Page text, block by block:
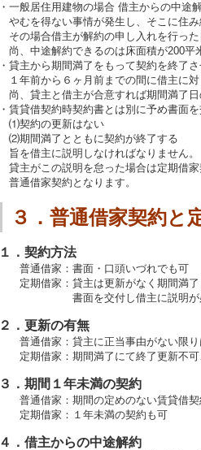
・一般居住用建物の場合 借主からの中途
やむを得ない事情が発生し、そこに住み
その場合借主が解約の申し入れを行った
尚、中途解約できるのは床面積が200平
・貸主から期間満了をもって契約を終了
１年前から６ヶ月前までの間に借主に対
尚、貸主と借主が合意すれば期間満了日
・賃貸借契約時契約書とは別に予め書面を
⑴契約の更新はない
⑵期間満了とともに契約が終了する
旨を借主に説明しなければなりません。
貸主がこの説明を怠った場合は定期借
普通借家契約となります。
３．普通借家契約と
１．契約方法
普通借家：書面・口頭いづれでも可
定期借家：貸主は更新がなく期間満了
書面を交付し借主に説明が
２．更新の有無
普通借家：貸主に正当事由がない限り
定期借家：期間満了にて終了更新不可
３．期間１年未満の契約
普通借家：期間の定めのない賃貸借契
定期借家：１年未満の契約も可
４．借主からの中途解約